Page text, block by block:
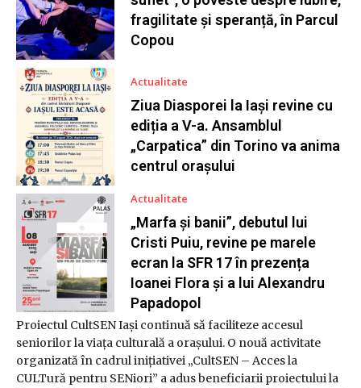
Proiectul CultSEN Iași continuă să faciliteze accesul
seniorilor la viața culturală a orașului. O nouă activitate
organizată în cadrul inițiativei „CultSEN – Acces la
CULTură pentru SENiori” a adus beneficiarii proiectului la
fragilitate și speranță, în Parcul
Copou
Actualitate
Ziua Diasporei la Iași revine cu
ediția a V-a. Ansamblul
„Carpatica” din Torino va anima
centrul orașului
Actualitate
„Marfa și banii”, debutul lui
Cristi Puiu, revine pe marele
ecran la SFR 17 în prezența
Ioanei Flora și a lui Alexandru
Papadopol